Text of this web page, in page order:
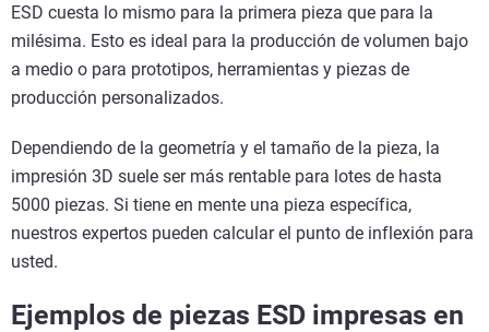
ESD cuesta lo mismo para la primera pieza que para la
milésima. Esto es ideal para la producción de volumen bajo
a medio o para prototipos, herramientas y piezas de
producción personalizados.
Dependiendo de la geometría y el tamaño de la pieza, la
impresión 3D suele ser más rentable para lotes de hasta
5000 piezas. Si tiene en mente una pieza específica,
nuestros expertos pueden calcular el punto de inflexión para
usted.
Ejemplos de piezas ESD impresas en